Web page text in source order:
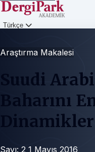
Türkçe
Araştırma Makalesi
Suudi
Baharını
Dinamikler
Sayı: 2 1 Mayıs 2016